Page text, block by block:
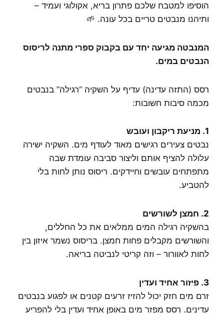
הוסיפו למטבח שלכם פתרון בריא, אקולוגי ועמיד –
ותיהנו מנבטים טריים בכל עונה. 🌱
המנבטה מגיעה יחד עם בקבוק ספרי מתנה לריסוס
הנבטים במים.
רסס (התזה עדינה) עדיף על השקיה “רגילה” בנבטים
מכמה סיבות חשובות:
1. מניעת ריקבון ועובש
נבטים צעירים רגישים מאוד לעודף מים. השקיה ישירה
עלולה להציף אותם וליצור סביבה עומדת שבה
מתפתחים עובשים וחיידקים. ריסוס נותן לחות בלי
להטביע.
2. חמצן לשורשים
בהשקיה רגילה המים ממלאים את כל החללים,
והשורשים מקבלים פחות חמצן. בריסוס נשמר איזון בין
לחות לאוורור – וזה קריטי לנביטה בריאה.
3. פיזור אחיד ועדין
זרם מים חזק יכול להזיז זרעים קטנים או לפגוע בנבטים
עדינים. רסס מפזר מים באופן אחיד ועדין בלי להפריע